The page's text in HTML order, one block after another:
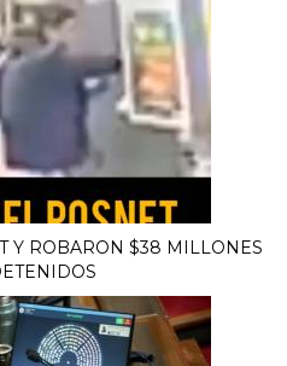
Y ROBARON $38 MILLONES